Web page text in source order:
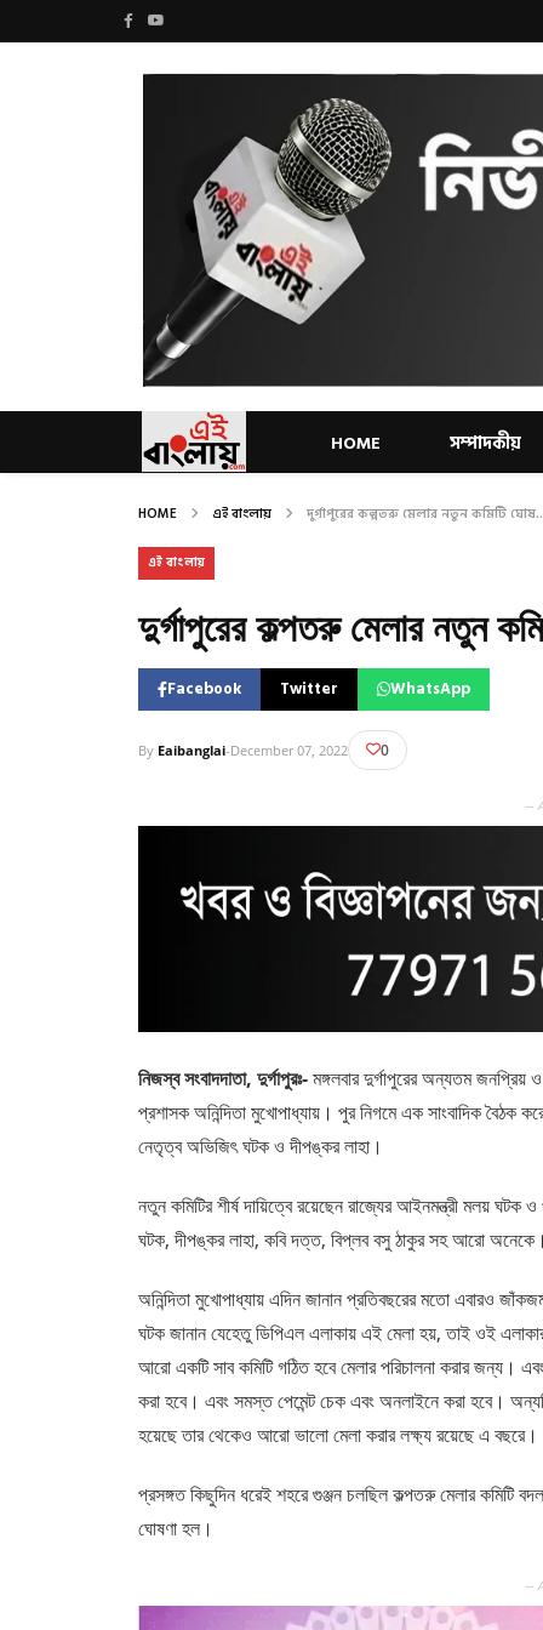
HOME সম্পাদকীয়
HOME এই বাংলায় দুর্গাপুরের কল্পতরু মেলার নতুন কমিটি
এই বাংলায়
দুর্গাপুরের কল্পতরু মেলার নতুন
Facebook Twitter WhatsApp
By Eaibanglai-December 07, 2022 0
—
নিজস্ব সংবাদদাতা, দুর্গাপুরঃ-মঙ্গলবার দুর্গাপুরের অন্যতম জনপ্রিয়
প্রশাসক অনিন্দিতা মুখোপাধ্যায়। পুর নিগমে এক সাংবাদিক বৈঠক
নেতৃত্ব অভিজিৎ ঘটক ও দীপঙ্কর লাহা।
নতুন কমিটির শীর্ষ দায়িত্বে রয়েছেন রাজ্যের আইনমন্ত্রী মলয় ঘটক
ঘটক, দীপঙ্কর লাহা, কবি দত্ত, বিপ্লব বসু ঠাকুর সহ আরো
অনিন্দিতা মুখোপাধ্যায় এদিন জানান প্রতিবছরের মতো এবারও
ঘটক জানান যেহেতু ডিপিএল এলাকায় এই মেলা হয়, তাই ওই
আরো একটি সাব কমিটি গঠিত হবে মেলার পরিচালনা করার জন্য।
করা হবে। এবং সমস্ত পেমেন্ট চেক এবং অনলাইনে করা হবে।
হয়েছে তার থেকেও আরো ভালো মেলা করার লক্ষ্য রয়েছে এ বছরে।
প্রসঙ্গত কিছুদিন ধরেই শহরে গুঞ্জন চলছিল কল্পতরু মেলার কমিটি
ঘোষণা হল।
—